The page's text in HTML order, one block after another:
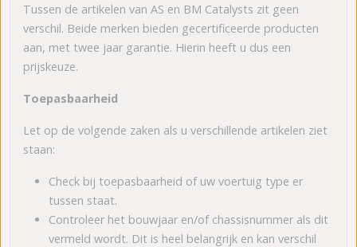
Tussen de artikelen van AS en BM Catalysts zit geen
verschil. Beide merken bieden gecertificeerde producten
aan, met twee jaar garantie. Hierin heeft u dus een
prijskeuze.
Toepasbaarheid
Let op de volgende zaken als u verschillende artikelen ziet
staan:
Check bij toepasbaarheid of uw voertuig type er
tussen staat.
Controleer het bouwjaar en/of chassisnummer als dit
vermeld wordt. Dit is heel belangrijk en kan verschil